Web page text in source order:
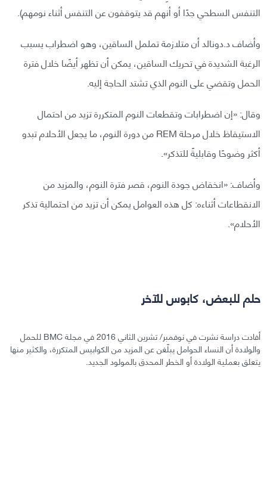
التنفس السطحي جدًا أو أنهم قد يتوقفون عن التنفس أثناء نومهم).
وأضاف د.دونالد أن متلازمة تململ الساقين، وهو اضطراب يسبب
الرغبة الشديدة في تحريك الساقين، يمكن أن تظهر أيضًا خلال فترة
الحمل وتقضي على النوم الذي تشتد الحاجة إليه.
وقال: «إن اضطرابات وتقطعات النوم المتكررة تزيد من احتمال
الاستيقاظ خلال مرحلة REM من دورة النوم، ما يجعل الأحلام تبدو
أكثر وضوحًا وقابليةً للتذكر».
وأضاف: «انخفاض جودة النوم، قصر فترة النوم، والمزيد من
الانقطاعات أثناءه: كل هذه العوامل يمكن أن تزيد من احتمالية تذكر
الأحلام».
حلم للبعض، كابوس للآخر
أفادت دراسة نشرت في نوفمبر/ تشرين الثاني 2016 في مجلة BMC للحمل
والولادة أن النساء الحوامل يبلّغن عن المزيد من الكوابيس المتكررة، والكثير منها
يتعلق بعملية الولادة أو الخطر المحدق بالمولود الجديد.